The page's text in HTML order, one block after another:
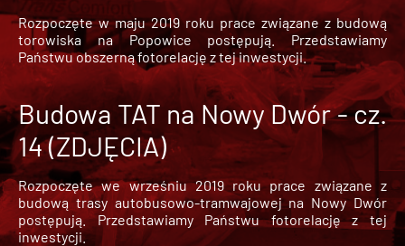
Rozpoczęte w maju 2019 roku prace związane z budową
torowiska na Popowice
postępują. Przedstawiamy
Państwu obszerną fotorelację z tej inwestycji.
Budowa TAT na Nowy Dwór - cz.
14 (ZDJĘCIA)
Rozpoczęte we wrześniu 2019 roku prace związane z
budową trasy autobusowo-tramwajowej na Nowy Dwór
postępują. Przedstawiamy Państwu fotorelację z tej
inwestycji.